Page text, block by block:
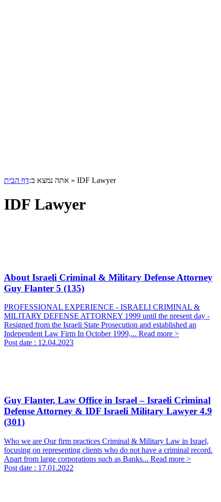
אתה נמצא ב:דף הבית » IDF Lawyer
IDF Lawyer
About Israeli Criminal & Military Defense Attorney
Guy Flanter 5 (135)
PROFESSIONAL EXPERIENCE - ISRAELI CRIMINAL &
MILITARY DEFENSE ATTORNEY 1999 until the present day -
Resigned from the Israeli State Prosecution and established an
Independent Law Firm In October 1999,... Read more >
Post date : 12.04.2023
Guy Flanter, Law Office in Israel – Israeli Criminal
Defense Attorney & IDF Israeli Military Lawyer 4.9
(301)
Who we are Our firm practices Criminal & Military Law in Israel,
focusing on representing clients who do not have a criminal record.
Apart from large corporations such as Banks... Read more >
Post date : 17.01.2022